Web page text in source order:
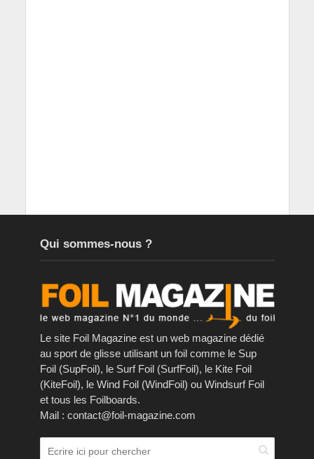
Qui sommes-nous ?
Le site Foil Magazine est un web magazine dédié
au sport de glisse utilisant un foil comme le Sup
Foil (SupFoil), le Surf Foil (SurfFoil), le Kite Foil
(KiteFoil), le Wind Foil (WindFoil) ou Windsurf Foil
et tous les Foilboards.
Mail : contact@foil-magazine.com